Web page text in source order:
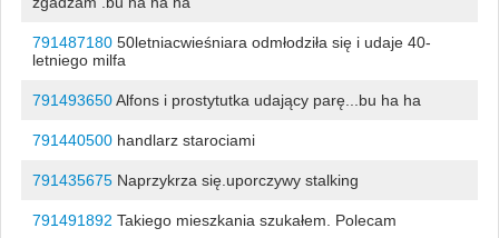
79148718050letniacwieśniara odmłodziła się i udaje 40-
letniego milfa
791493650Alfons i prostytutka udający parę...bu ha ha
791440500handlarz starociami
791435675Naprzykrza się.uporczywy stalking
791491892 Takiego mieszkania szukałem. Polecam